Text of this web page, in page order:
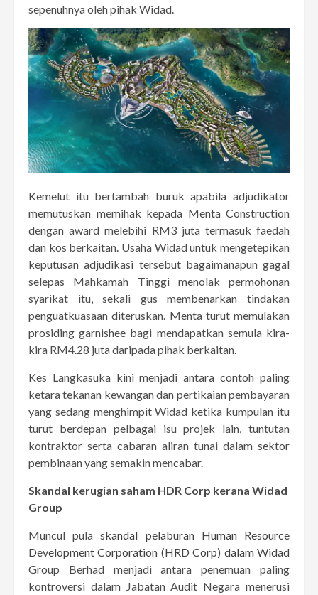
sepenuhnya oleh pihak Widad.
Kemelut itu bertambah buruk apabila adjudikator
memutuskan memihak kepada Menta Construction
dengan award melebihi RM3 juta termasuk faedah
dan kos berkaitan. Usaha Widad untuk mengetepikan
keputusan adjudikasi tersebut bagaimanapun gagal
selepas Mahkamah Tinggi menolak permohonan
syarikat itu, sekali gus membenarkan tindakan
penguatkuasaan diteruskan. Menta turut memulakan
prosiding garnishee bagi mendapatkan semula kira-
kira RM4.28 juta daripada pihak berkaitan.
Kes Langkasuka kini menjadi antara contoh paling
ketara tekanan kewangan dan pertikaian pembayaran
yang sedang menghimpit Widad ketika kumpulan itu
turut berdepan pelbagai isu projek lain, tuntutan
kontraktor serta cabaran aliran tunai dalam sektor
pembinaan yang semakin mencabar.
Skandal kerugian saham HDR Corp kerana Widad
Group
Muncul pulaskandal pelaburan Human Resource
Development Corporation (HRD Corp) dalam Widad
Group Berhad menjadi antara penemuan paling
kontroversi dalam Jabatan Audit Negara menerusi